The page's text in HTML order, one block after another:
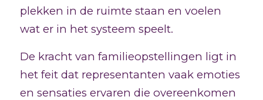
plekken in de ruimte staan en voelen
wat er in het systeem speelt.
De kracht van familieopstellingen ligt in
het feit dat representanten vaak emoties
en sensaties ervaren die overeenkomen